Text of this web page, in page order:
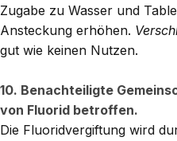
Zugabe zu Wasser und
Ansteckung erhöhen.
gut wie keinen Nutzen.
10. Benachteiligte
von Fluorid betroffen.
Die Fluoridvergiftung wird